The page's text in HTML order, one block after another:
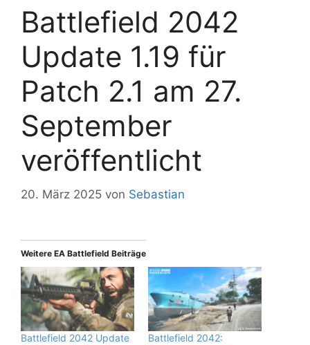
Battlefield 2042
Update 1.19 für
Patch 2.1 am 27.
September
veröffentlicht
20. März 2025 von Sebastian
Weitere EA Battlefield Beiträge
Battlefield 2042 Update
Battlefield 2042: